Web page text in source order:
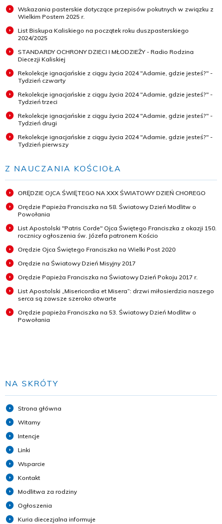
Wskazania pasterskie dotyczące przepisów pokutnych w związku z
Wielkim Postem 2025 r.
List Biskupa Kaliskiego na początek roku duszpasterskiego
2024/2025
STANDARDY OCHRONY DZIECI I MŁODZIEŻY - Radio Rodzina
Diecezji Kaliskiej
Rekolekcje ignacjańskie z ciągu życia 2024 "Adamie, gdzie jesteś?" -
Tydzień czwarty
Rekolekcje ignacjańskie z ciągu życia 2024 "Adamie, gdzie jesteś?" -
Tydzień trzeci
Rekolekcje ignacjańskie z ciągu życia 2024 "Adamie, gdzie jesteś?" -
Tydzień drugi
Rekolekcje ignacjańskie z ciągu życia 2024 "Adamie, gdzie jesteś?" -
Tydzień pierwszy
Z NAUCZANIA KOŚCIOŁA
ORĘDZIE OJCA ŚWIĘTEGO NA XXX ŚWIATOWY DZIEŃ CHOREGO
Orędzie Papieża Franciszka na 58. Światowy Dzień Modlitw o
Powołania
List Apostolski "Patris Corde" Ojca Świętego Franciszka z okazji 150.
rocznicy ogłoszenia św. Józefa patronem Kościo
Orędzie Ojca Świętego Franciszka na Wielki Post 2020
Orędzie na Światowy Dzień Misyjny 2017
Orędzie Papieża Franciszka na Światowy Dzień Pokoju 2017 r.
List Apostolski „Misericordia et Misera”: drzwi miłosierdzia naszego
serca są zawsze szeroko otwarte
Orędzie papieża Franciszka na 53. Światowy Dzień Modlitw o
Powołania
NA SKRÓTY
Strona główna
Witamy
Intencje
Linki
Wsparcie
Kontakt
Modlitwa za rodziny
Ogłoszenia
Kuria diecezjalna informuje